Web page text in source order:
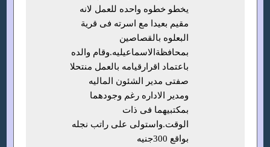
يخطو خطوه واحده للعمل لانه
مقيم بعيدا مع اسرته فى قرية
البعلوه بالقصاصين
بمحافظةالاسماعيليه.وقام والده
باعتماد اقرارقيامه بالعمل منتحلا
صفتى مدير الشئون الماليه
ومدير الاداره رغم وجودهما
بمكتبيهما فى ذات
الوقت.واستولى على راتب نجله
بواقع 300جنيه